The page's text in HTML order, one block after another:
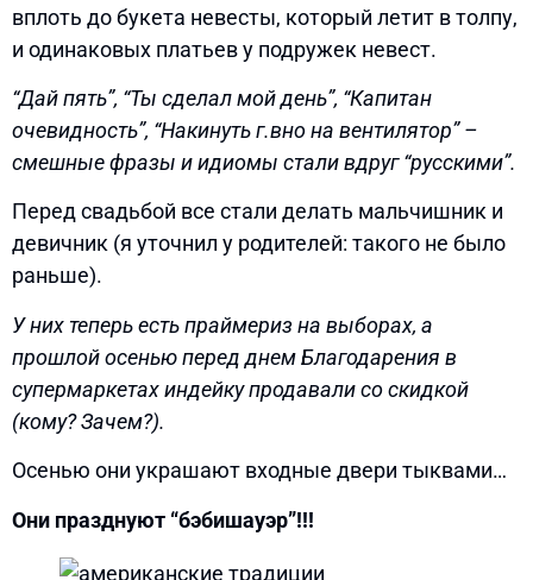
вплоть до букета невесты, который летит в толпу,
и одинаковых платьев у подружек невест.
“Дай пять”, “Ты сделал мой день”, “Капитан
очевидность”, “Накинуть г.вно на вентилятор” –
смешные фразы и идиомы стали вдруг “русскими”.
Перед свадьбой все стали делать мальчишник и
девичник (я уточнил у родителей: такого не было
раньше).
У них теперь есть праймериз на выборах, а
прошлой осенью перед днем Благодарения в
супермаркетах индейку продавали со скидкой
(кому? Зачем?).
Осенью они украшают входные двери тыквами…
Они празднуют “бэбишауэр”!!!